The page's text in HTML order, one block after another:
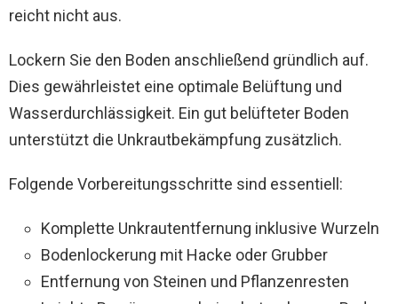
reicht nicht aus.
Lockern Sie den Boden anschließend gründlich auf.
Dies gewährleistet eine optimale Belüftung und
Wasserdurchlässigkeit. Ein gut belüfteter Boden
unterstützt die Unkrautbekämpfung zusätzlich.
Folgende Vorbereitungsschritte sind essentiell:
Komplette Unkrautentfernung inklusive Wurzeln
Bodenlockerung mit Hacke oder Grubber
Entfernung von Steinen und Pflanzenresten